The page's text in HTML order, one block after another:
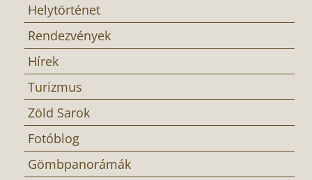
Helytörténet
Rendezvények
Hírek
Turizmus
Zöld Sarok
Fotóblog
Gömbpanorámák